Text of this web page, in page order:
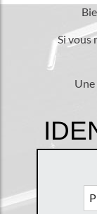
Si vous
Une